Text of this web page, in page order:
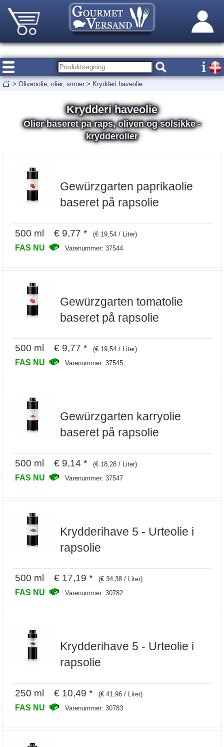
> Olivenolie, olier, smoer > Krydderi haveolie
Krydderi haveolie
Olier baseret pa raps, oliven og solsikke -
krydderolier
Gewürzgarten paprikaolie
baseret på rapsolie
500 ml € 9,77 * (€ 19,54 / Liter)
FAS NU Varenummer: 37544
Gewürzgarten tomatolie
baseret på rapsolie
500 ml € 9,77 * (€ 19,54 / Liter)
FAS NU Varenummer: 37545
Gewürzgarten karryolie
baseret på rapsolie
500 ml € 9,14 * (€ 18,28 / Liter)
FAS NU Varenummer: 37547
Krydderihave 5 - Urteolie i
rapsolie
500 ml € 17,19 * (€ 34,38 / Liter)
FAS NU Varenummer: 30782
Krydderihave 5 - Urteolie i
rapsolie
250 ml € 10,49 * (€ 41,96 / Liter)
FAS NU Varenummer: 30783